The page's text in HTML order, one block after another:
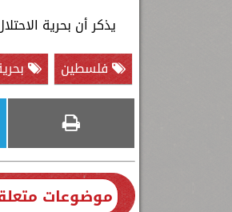
يذكر أن بحرية
فلسطين
موضوعات